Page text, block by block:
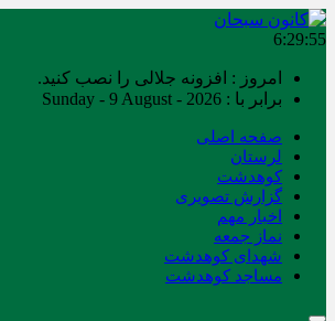
6:29:55
امروز : افزونه جلالی را نصب کنید.
برابر با : Sunday - 9 August - 2026
صفحه اصلی
لرستان
کوهدشت
گزارش تصویری
اخبار مهم
نماز جمعه
شهدای کوهدشت
مساجد کوهدشت